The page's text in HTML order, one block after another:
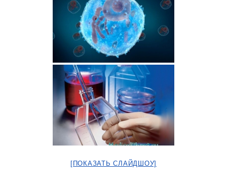
[ПОКАЗАТЬ СЛАЙДШОУ]